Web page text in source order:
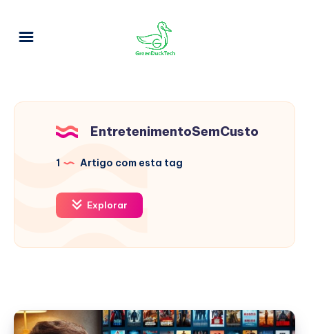
EntretenimentoSemCusto
1 Artigo com esta tag
Explorar